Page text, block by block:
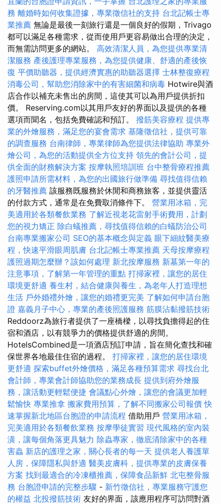
務 離婚時如何收集證據，專業徵信社的支持 台北記帳士專
業推薦 無論是最後一刻旅行還是一個良好的假期，Trivago
都可以滿足各種需求，從而使用戶更容易做出合理的決定，
而無需訪問更多的網站。 高效清潔人員，為您提供專業清
潔服務 產後護理專業服務，為您提供健康、舒適的產後恢
復 平價助聽器，提供經濟實惠的助聽器選擇 士林整復療程
消毒公司，幫助您消除家中的有害細菌和病毒 Hotwire與酒
店合作以補充未售出的房間，這使其可以為用戶提供折扣
價。 Reserving.com以其用戶友好的界面以及提供的各種
選項而聞名，包括免費確認和預訂。 撥筋美容療程 提供專
業的外燴服務，滿足您的宴會需求 基隆徵信社，提供可靠
的調查服務 台南律師，專業律師為您提供法律協助 專業外
燴公司，為您的活動提供全方位支持 領先的會計公司，提
供全面的財務解決方案 按摩執照培訓班 台中整骨療程推薦
護照申請所需材料，為您的出國旅行做準備 尋找值得信賴
的牙醫推薦 該服務既服務於休閒和商務旅客，並提供靈活
的付款方式，通常是在免費取消條件下。 營業用冰箱，完
美適用於各類餐飲業務 了解近視老花雷射手術費用，計劃
您的視力矯正 除白蟻推薦，尋找值得信賴的白蟻防治公司
台南專業搬家公司 SEO的基本概念與定義 眼下細紋醫美療
程，快速平滑眼周肌膚 台北記帳士專業推薦 天母按摩療程
護照過期怎麼辦？該如何處理 新北按摩服務 新墓第一年的
注意事項，了解第一年管理的重點 打掃家裡，讓您的居住
環境更舒適 養生村，結合健康與養生，為老年人打造理想
生活 戶外婚禮外燴，讓您的婚禮更完美 了解如何申請台胞
證 嘉義月子中心，專業的產後照護服務 筋膜沾黏撥筋技術
Reddoorz為旅行者提供了一座橋樑，以尋找負擔得起的住
宿和酒店，以有競爭力的價格提供舒適的房間。
HotelsCombined是一項酒店預訂申請，旨在簡化查找和確
保世界各地最佳住宿的過程。 打掃家裡，讓您的居住環境
更舒適 探索buffet外燴價格，滿足各種預算需求 尋找台北
會計師，專業會計師協助您的業務成長 提供到府外燴服
務，讓活動更輕鬆便捷 會議點心外燴，讓您的會議更加輕
鬆愉快 專業推拿 搬家費用預算，了解不同搬家公司報價 快
速掌握新北地區台胞證的申請流程 借助用戶 營業用冰箱，
完美適用於各類餐飲業務 按摩學徒實習 現代風格的室內裝
潢，讓每個角落更具魅力 除蟲專家，徹底清除家中的各種
害蟲 新店的護理之家，關心長者的每一天 提供老人養護單
人房，保障隱私與舒適 醫美皮膚科，提供專業的皮膚保養
方案 找到最適合的冷凍櫃推薦，保障食品新鮮 北屯整骨服
務 台胞證申請的完整步驟 - 新竹徵信社，專業服務守護您
的權益 北投撥筋技術 友好的界面，該應用程序可訪問對酒